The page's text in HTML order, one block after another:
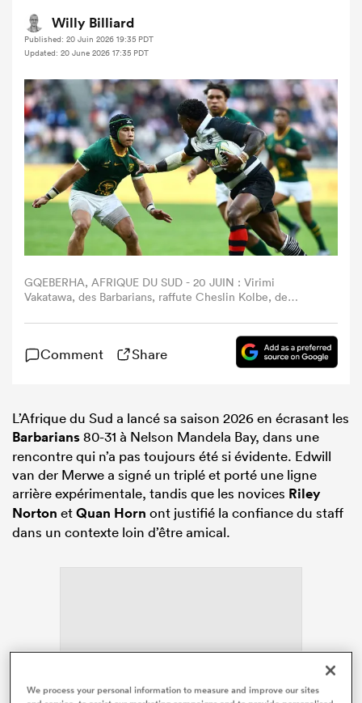
Willy Billiard
Published: 20 Juin 2026 19:35 PDT
Updated: 20 June 2026 17:35 PDT
GQEBERHA, AFRIQUE DU SUD - 20 JUIN : Virimi
Vakatawa, des Barbarians, raffute Cheslin Kolbe, de
opposant l'Afrique du Sud aux Barbarians au stade Nelson
Mandela Bay, le 20 juin 2026 à Gqeberha, en Afrique du
Sud. (Photo : Richard Huggard/Gallo Images)
Comment Share
L’Afrique du Sud a lancé sa saison 2026 en écrasant les
Barbarians80-31 à Nelson Mandela Bay, dans une
rencontre qui n’a pas toujours été si évidente. Edwill
van der Merwe a signé un triplé et porté une ligne
arrière expérimentale, tandis que les novices Riley
Norton etQuan Horn ont justifié la confiance du staff
dans un contexte loin d’être amical.
We process your personal information to measure and improve our sites